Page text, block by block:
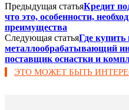
Предыдущая статьяКредит
что это, особенности,
преимущества
Следующая статьяГде купить
металлообрабатывающий
поставщик оснастки и
ЭТО МОЖЕТ БЫТЬ